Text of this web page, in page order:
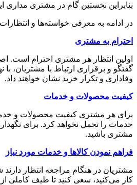
بنابراین نخستین گام در مشتری مداری
در ادامه به معرفی خواسته‌ها و
احترام به مشتری
اولین انتظار هر مشتری احترام است.
گفتگو و برقراری ارتباط با مشتریان،
وفاداری و تکرار خرید نشان خواهند داد.
کیفیت محصولات و خدمات
برای هر مشتری کیفیت محصولات و
خدمات را تحمل نخواهد کرد. برای
مشتری باشید.
فراهم نمودن کالاها و خدمات مورد نیاز
مشتریان در هنگام مراجعه انتظار
کار می‌کنید، سعی کنید تا طیف کاملی